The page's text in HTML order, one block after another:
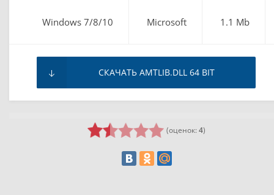
Windows 7/8/10 Microsoft 1.1 Mb
СКАЧАТЬ AMTLIB.DLL 64 BIT
(оценок: 4)